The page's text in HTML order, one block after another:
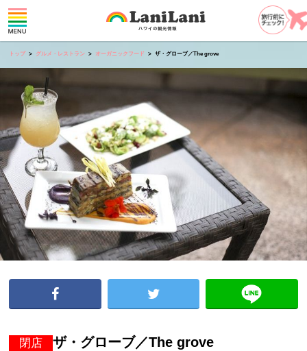
トップ グルメ・レストラン オーガニックフード ザ・グローブ／The grove
閉店 ザ・グローブ／The grove